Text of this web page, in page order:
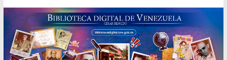
Modesta Bor Sánchez [material gráfico]
Gaceta Oficial de la República de Venezuela año CXXXIII Mes V,
Caracas 09 de marzo de 2006 N° 38.394
Catálogo temático de obras de Modesta Bor